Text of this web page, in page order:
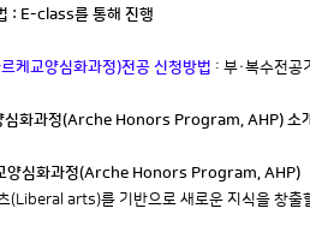
: E-class를 통해 진행
케교양심화과정)전공 신청방법 : 부·복수전
심화과정(Arche Honors Program, AHP) 소
양심화과정(Arche Honors Program, AHP)
(Liberal arts)를 기반으로 새로운 지식을 창출